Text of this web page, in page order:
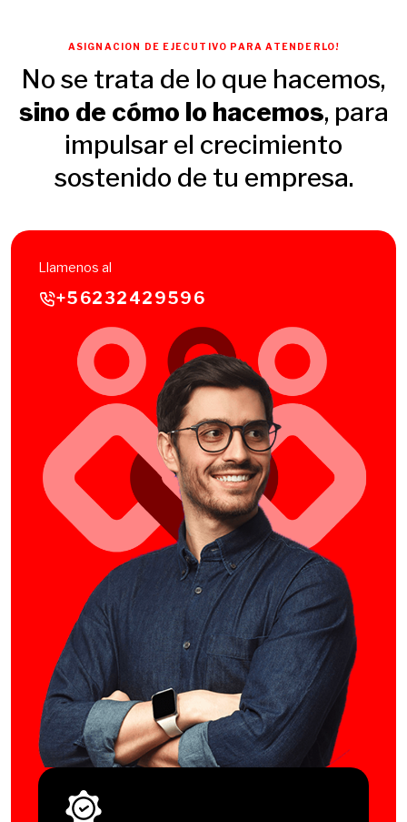
ASIGNACION DE EJECUTIVO PARA ATENDERLO!
No se trata de lo que hacemos,
sino de cómo lo hacemos, para
impulsar el crecimiento
sostenido de tu empresa.
Llamenos al
+56232429596